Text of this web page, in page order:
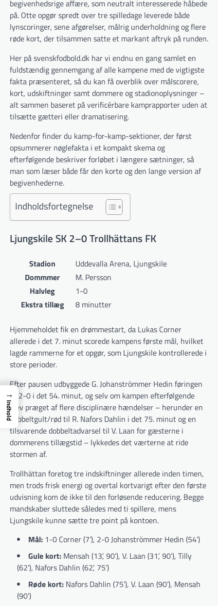
begivenhedsrige affære, som neutralt interesserede håbede
på. Otte opgør spredt over tre spilledage leverede både
lynscoringer, sene afgørelser, målrig underholdning og flere
røde kort, der tilsammen satte et markant aftryk på runden.
Her på svenskfodbold.dk har vi endnu en gang samlet en
fuldstændig gennemgang af alle kampene med de vigtigste
fakta præsenteret, så du kan få overblik over målscorere,
kort, udskiftninger samt dommere og stadionoplysninger –
alt sammen baseret på verificérbare kamprapporter uden at
tilsætte gætteri eller dramatisering.
Nedenfor finder du kamp-for-kamp-sektioner, der først
opsummerer nøglefakta i et kompakt skema og
efterfølgende beskriver forløbet i længere sætninger, så
man som læser både får den korte og den lange version af
begivenhederne.
Indholdsfortegnelse
Ljungskile SK 2–0 Trollhättans FK
Stadion
Uddevalla Arena, Ljungskile
Dommmer
M. Persson
Halvleg
1-0
Ekstra tillæg
8 minutter
Hjemmeholdet fik en drømmestart, da Lukas Corner
allerede i det 7. minut scorede kampens første mål, hvilket
lagde rammerne for et opgør, som Ljungskile kontrollerede i
store perioder.
Efter pausen udbyggede G. Johanströmmer Hedin føringen
til 2-0 i det 54. minut, og selv om kampen efterfølgende
blev præget af flere disciplinære hændelser – herunder en
dobbeltgult/rød til R. Nafors Dahlin i det 75. minut og en
tilsvarende dobbeltadvarsel til V. Laan for gæsterne i
dommerens tillægstid – lykkedes det værterne at ride
stormen af.
Trollhättan foretog tre indskiftninger allerede inden timen,
men trods frisk energi og overtal kortvarigt efter den første
udvisning kom de ikke til den forløsende reducering. Begge
mandskaber sluttede således med ti spillere, mens
Ljungskile kunne sætte tre point på kontoen.
Mål: 1-0 Corner (7’), 2-0 Johanströmmer Hedin (54’)
Gule kort: Mensah (13’, 90’), V. Laan (31’, 90’), Tilly
(62’), Nafors Dahlin (62’, 75’)
Røde kort: Nafors Dahlin (75’), V. Laan (90’), Mensah
(90’)
→
Indhold